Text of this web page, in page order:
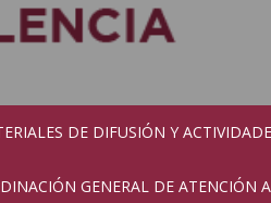
DE DIFUSIÓN Y
GENERAL DE ATENCIÓN